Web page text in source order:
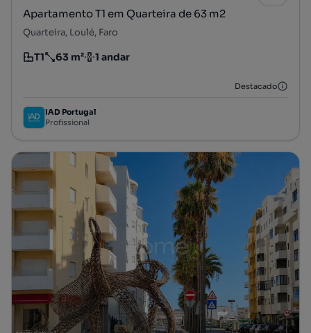
Apartamento T1 em Quarteira de 63 m2
Quarteira, Loulé, Faro
Tipologia
T1
Preço por metro quadrado
63 m²
Andar 1 andar
Destacado
IAD Portugal
Profissional